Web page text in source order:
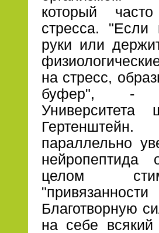
который
стресса. "Если
руки или
на стресс,
буфер", -
параллельно
нейропептида
целом
Благотворную
на себе